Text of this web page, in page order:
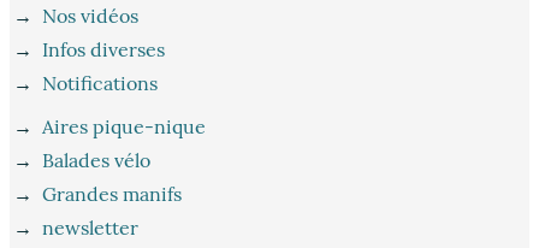
→ Nos vidéos
→ Infos diverses
→ Notifications
→Aires pique-nique
→ Balades vélo
→Grandes manifs
→newsletter